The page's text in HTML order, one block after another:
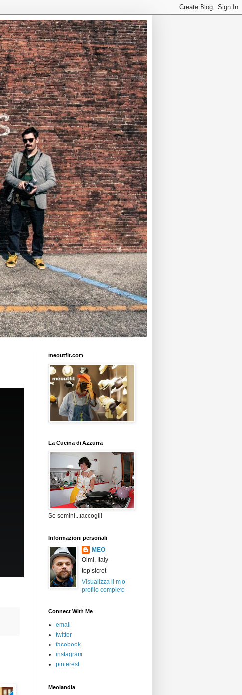
meoutfit.com
La Cucina di Azzurra
Se semini...raccogli!
Informazioni personali
MEO
Olmi, Italy
top sicret
Visualizza il mio
profilo completo
Connect With Me
email
twitter
facebook
instagram
pinterest
Meolandia